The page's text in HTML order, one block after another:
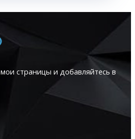
страницы и добавляйтесь в